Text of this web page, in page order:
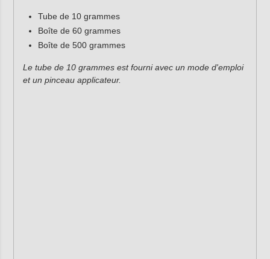
Tube de 10 grammes
Boîte de 60 grammes
Boîte de 500 grammes
Le tube de 10 grammes est fourni avec un mode d'emploi
et un pinceau applicateur.